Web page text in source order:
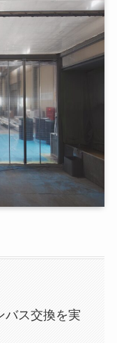
バス交換を実